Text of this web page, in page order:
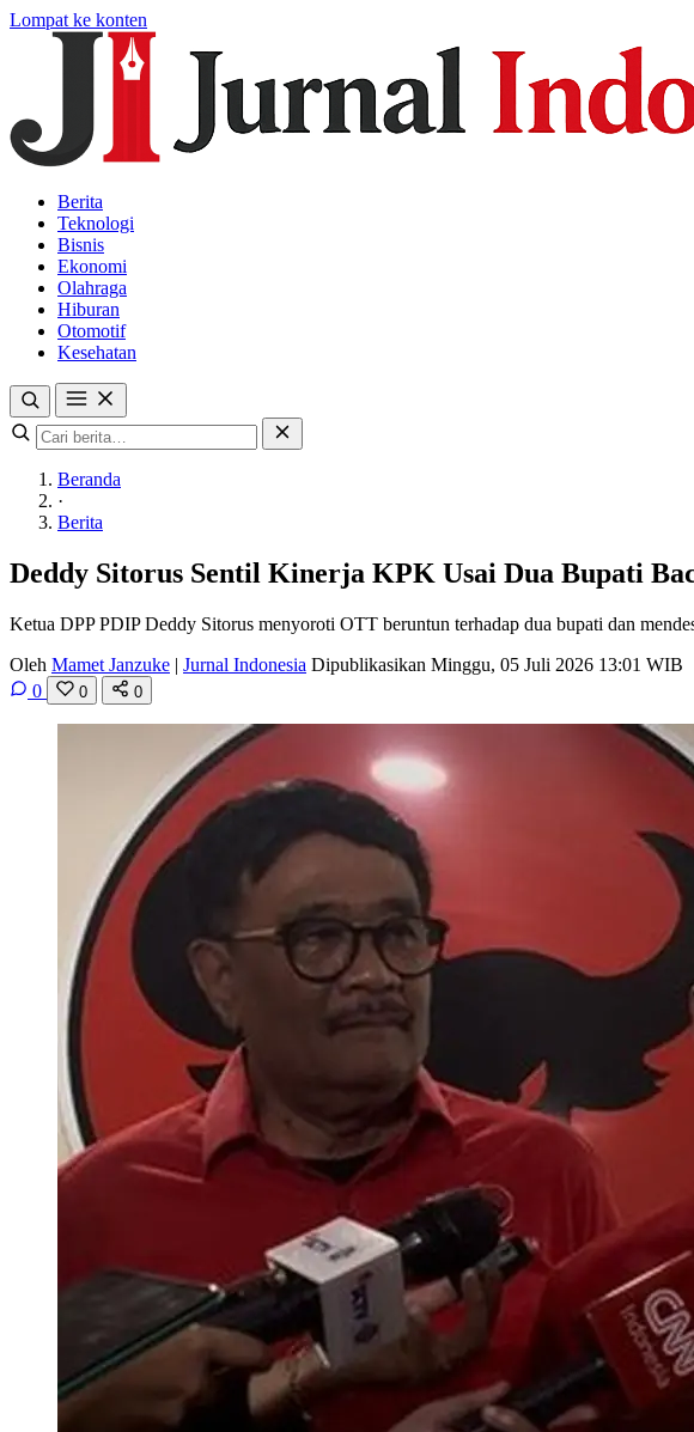
Lompat ke konten
Berita
Teknologi
Bisnis
Ekonomi
Olahraga
Hiburan
Otomotif
Kesehatan
Beranda
·
Berita
Deddy Sitorus Sentil Kinerja KPK Usai Dua Bupati
Ketua DPP PDIP Deddy Sitorus menyoroti OTT beruntun terhadap dua bupati dan
Oleh Mamet Janzuke | Jurnal Indonesia Dipublikasikan Minggu, 05 Juli 2026 13:01 WIB
0
0 0